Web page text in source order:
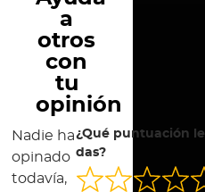
a
otros
con
tu
opinión
Nadie ha
opinado
todavía,
¿Qué puntuación le
das?